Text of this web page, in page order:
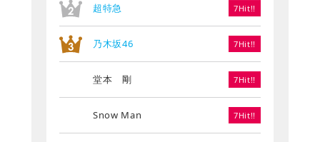
超特急 7Hit!!
乃木坂46 7Hit!!
堂本 剛 7Hit!!
Snow Man 7Hit!!